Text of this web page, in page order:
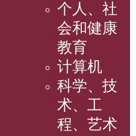
个人、社
会和健康
教育
计算机
科学、技
术、工
程、艺术